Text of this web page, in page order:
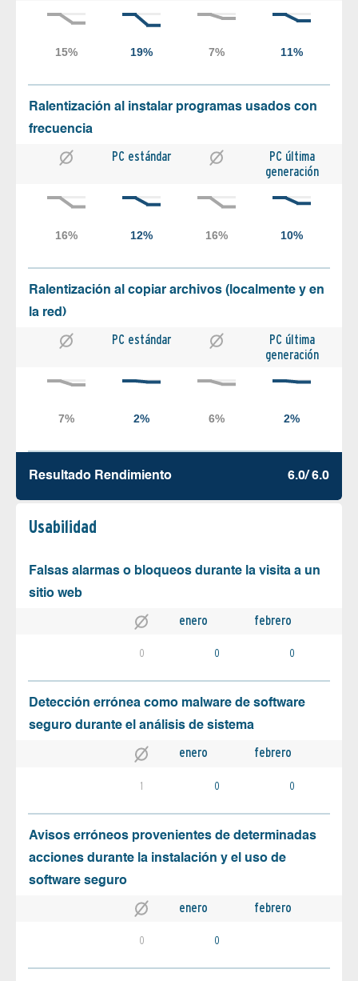
Ralentización al instalar programas usados con
frecuencia
PC estándar
PC última
generación
Ralentización al copiar archivos (localmente y en
la red)
PC estándar
PC última
generación
Resultado Rendimiento 6.0/ 6.0
Usabilidad
Falsas alarmas o bloqueos durante la visita a un
sitio web
enero febrero
0 0 0
Detección errónea como malware de software
seguro durante el análisis de sistema
enero febrero
1 0 0
Avisos erróneos provenientes de determinadas
acciones durante la instalación y el uso de
software seguro
enero febrero
0 0